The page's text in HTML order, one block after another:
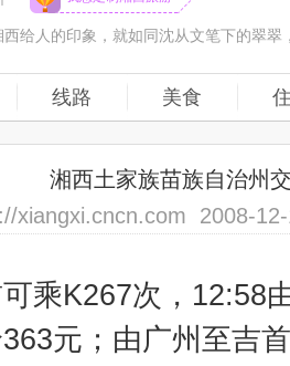
线路 美食
湘西土家族苗族自治州
xiangxi.cncn.com 2008-
乘K267次，12:58
元；由广州至吉